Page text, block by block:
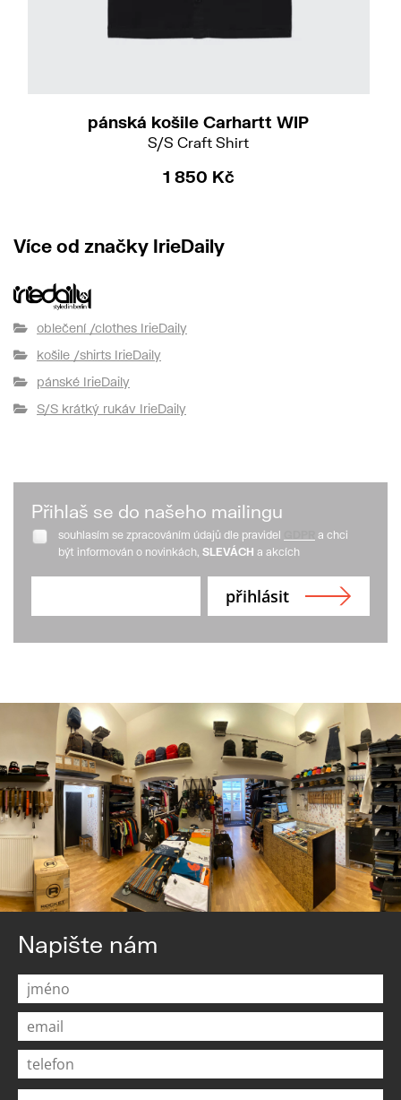
pánská košile Carhartt WIP
S/S Craft Shirt
1 850 Kč
Více od značky IrieDaily
oblečení /clothes IrieDaily
košile /shirts IrieDaily
pánské IrieDaily
S/S krátký rukáv IrieDaily
Přihlaš se do našeho mailingu
souhlasím se zpracováním údajů dle pravidel
a chci
být informován o novinkách, SLEVÁCH a akcích
Napište nám